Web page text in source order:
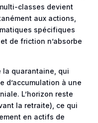
classes devient
aux actions,
spécifiques
de friction n’absorbe
la quarantaine, qui
d’accumulation à une
L’horizon reste
la retraite), ce qui
en actifs de